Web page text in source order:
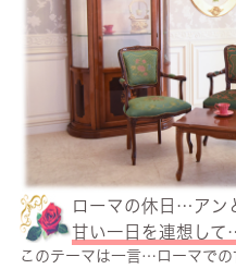
ローマの休日…アン
甘い一日を連想して
このテーマは一言…ローマでの